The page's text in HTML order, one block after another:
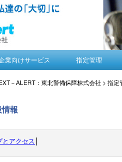
業向けサービス 指定管理
－ALERT：東北警備保障株式会社 > 指定
報
とアクセス │